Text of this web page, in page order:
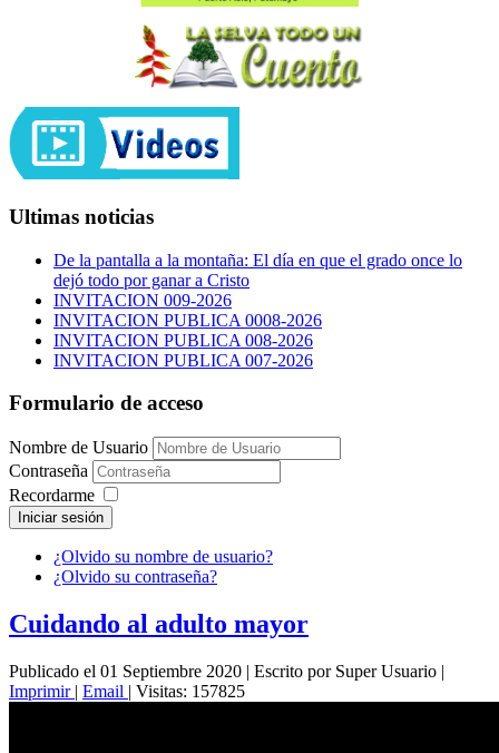
Ultimas noticias
De la pantalla a la montaña: El día en que el grado once lo
dejó todo por ganar a Cristo
INVITACION 009-2026
INVITACION PUBLICA 0008-2026
INVITACION PUBLICA 008-2026
INVITACION PUBLICA 007-2026
Formulario de acceso
Nombre de Usuario
Contraseña
Recordarme
Iniciar sesión
¿Olvido su nombre de usuario?
¿Olvido su contraseña?
Cuidando al adulto mayor
Publicado el 01 Septiembre 2020 | Escrito por Super Usuario |
Imprimir | Email | Visitas: 157825